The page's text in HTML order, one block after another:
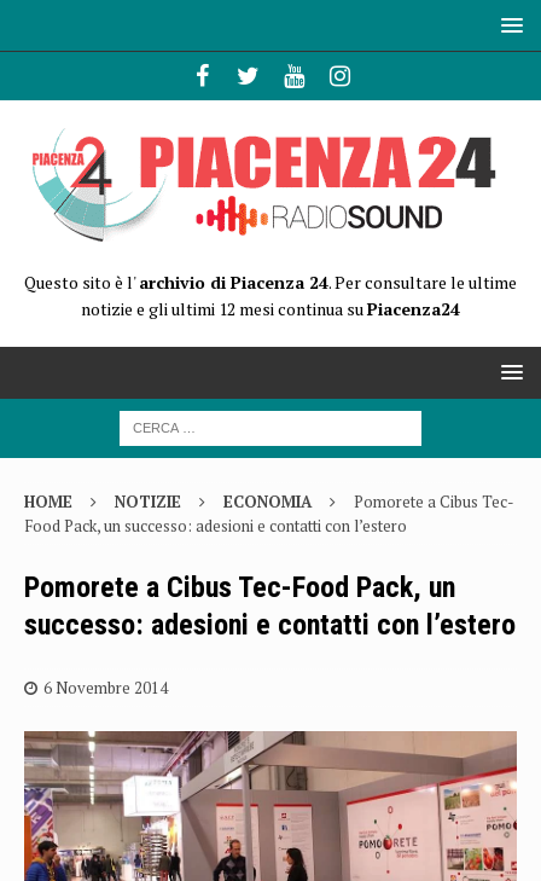
Questo sito è l'archivio di Piacenza 24. Per consultare le ultime
notizie e gli ultimi 12 mesi continua suPiacenza24
HOME NOTIZIE ECONOMIA
Pomorete a Cibus Tec-
Food Pack, un successo: adesioni e contatti con l’estero
Pomorete a Cibus Tec-Food Pack, un
successo: adesioni e contatti con l’estero
6 Novembre 2014